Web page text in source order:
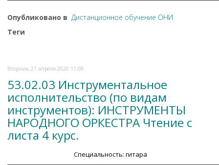
Опубликовано в Дистанционное обучение ОНИ
Теги
Вторник, 21 апреля 2020 11:08
53.02.03 Инструментальное
исполнительство (по видам
инструментов): ИНСТРУМЕНТЫ
НАРОДНОГО ОРКЕСТРА Чтение с
листа 4 курс.
Специальность: гитара